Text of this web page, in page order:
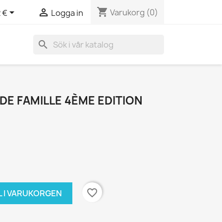
€  Logga in shopping_cart Varukorg (0)
search
FAMILLE 4ÈME EDITION
I VARUKORGEN favorite_border